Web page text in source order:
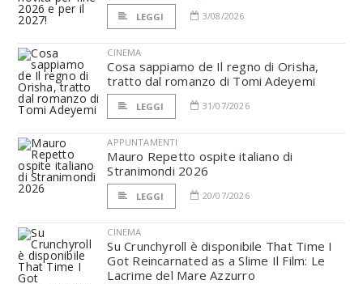
LEGGI 3/08/2026
CINEMA
Cosa sappiamo de Il regno di Orisha,
tratto dal romanzo di Tomi Adeyemi
LEGGI 31/07/2026
APPUNTAMENTI
Mauro Repetto ospite italiano di
Stranimondi 2026
LEGGI 20/07/2026
CINEMA
Su Crunchyroll è disponibile That Time I
Got Reincarnated as a Slime Il Film: Le
Lacrime del Mare Azzurro